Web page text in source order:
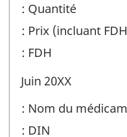
: Quantité
: Prix (incluant
: FDH
Juin 20XX
: Nom du
: DIN